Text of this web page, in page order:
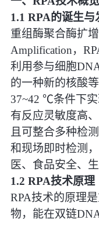
1.1 RPA的诞生与
重组酶聚合酶扩增
Amplification，
利用参与细胞
的一种新的核酸
37~42 ℃条件下
有反应灵敏度高
且可整合多种检
和现场即时检测
医、食品安全、
1.2 RPA技术原理
RPA技术的原理
物，能在双链